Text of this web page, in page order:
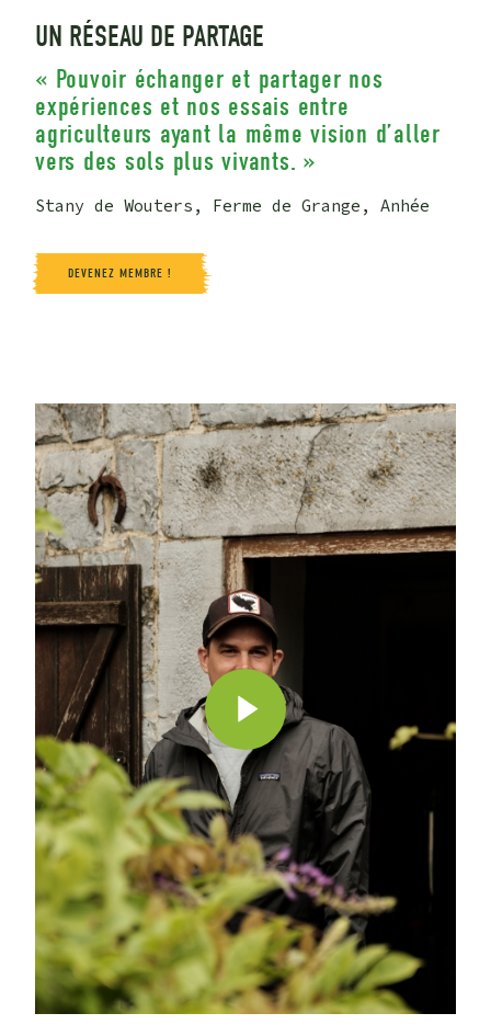
UN RÉSEAU DE PARTAGE
« Pouvoir échanger et partager nos
expériences et nos essais entre
agriculteurs ayant la même vision d’aller
vers des sols plus vivants. »
Stany de Wouters, Ferme de Grange, Anhée
DEVENEZ MEMBRE !